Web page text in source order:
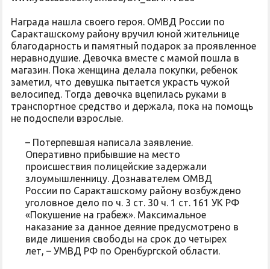
Награда нашла своего героя. ОМВД России по
Саракташскому району вручил юной жительнице
благодарность и памятный подарок за проявленное
неравнодушие. Девочка вместе с мамой пошла в
магазин. Пока женщина делала покупки, ребенок
заметил, что девушка пытается украсть чужой
велосипед. Тогда девочка вцепилась руками в
транспортное средство и держала, пока на помощь
не подоспели взрослые.
– Потерпевшая написала заявление.
Оперативно прибывшие на место
происшествия полицейские задержали
злоумышленницу. Дознавателем ОМВД
России по Саракташскому району возбуждено
уголовное дело по ч. 3 ст. 30 ч. 1 ст. 161 УК РФ
«Покушение на грабеж». Максимальное
наказание за данное деяние предусмотрено в
виде лишения свободы на срок до четырех
лет, – УМВД РФ по Оренбургской области.